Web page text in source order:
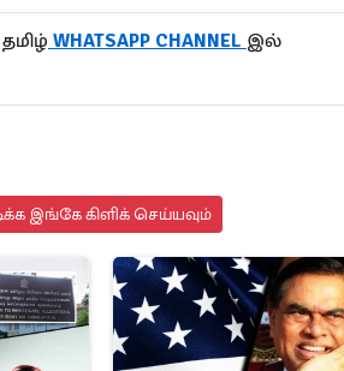
WHATSAPP CHANNEL இல்
இங்கே கிளிக் செய்யவும்